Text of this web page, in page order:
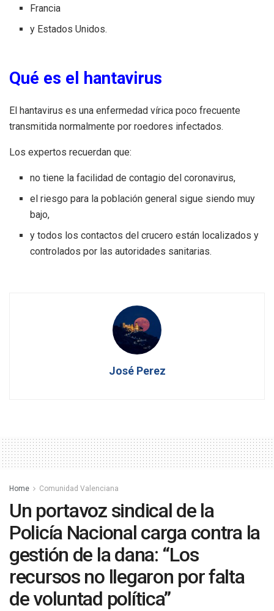
Francia
y Estados Unidos.
Qué es el hantavirus
El hantavirus es una enfermedad vírica poco frecuente
transmitida normalmente por roedores infectados.
Los expertos recuerdan que:
no tiene la facilidad de contagio del coronavirus,
el riesgo para la población general sigue siendo muy
bajo,
y todos los contactos del crucero están localizados y
controlados por las autoridades sanitarias.
José Perez
Home Comunidad Valenciana
Un portavoz sindical de la
Policía Nacional carga contra la
gestión de la dana: “Los
recursos no llegaron por falta
de voluntad política”